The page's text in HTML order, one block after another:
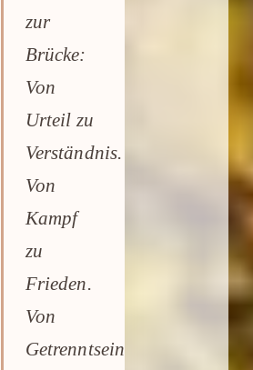
zur
Brücke:
Von
Urteil zu
Verständnis.
Von
Kampf
zu
Frieden.
Von
Getrenntsein